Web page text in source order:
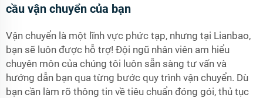
cầu vận chuyển của bạn
Vận chuyển là một lĩnh vực phức tạp, nhưng tại Lianbao,
bạn sẽ luôn được hỗ trợ! Đội ngũ nhân viên am hiểu
chuyên môn của chúng tôi luôn sẵn sàng tư vấn và
hướng dẫn bạn qua từng bước quy trình vận chuyển. Dù
bạn cần làm rõ thông tin về tiêu chuẩn đóng gói, thủ tục